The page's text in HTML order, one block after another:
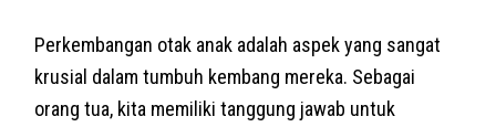
Perkembangan otak anak adalah aspek yang sangat
krusial dalam tumbuh kembang mereka. Sebagai
orang tua, kita memiliki tanggung jawab untuk